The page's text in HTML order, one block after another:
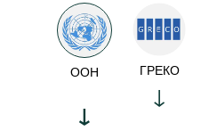
ООН ГРЕКО